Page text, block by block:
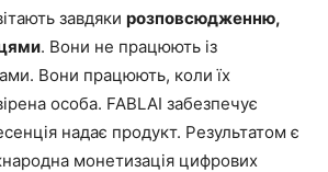
завдяки розповсюдженню,
. Вони не працюють із
Вони працюють, коли їх
особа. FABLAI забезпечує
надає продукт. Результатом є
монетизація цифрових